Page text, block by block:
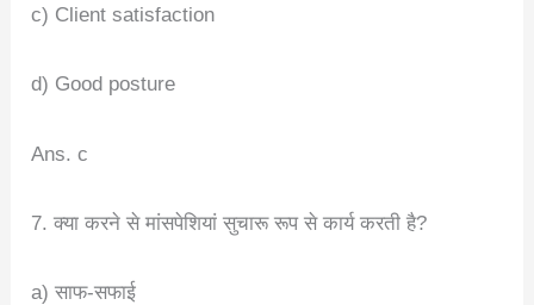
c) Client satisfaction
d) Good posture
Ans. c
7. क्या करने से मांसपेशियां सुचारू रूप से कार्य करती है?
a) साफ-सफाई